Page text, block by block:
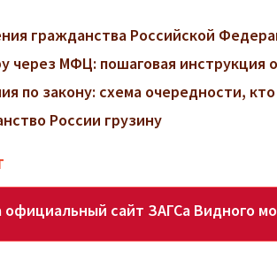
гражданства Российской
через МФЦ: пошаговая
по закону: схема очередности,
России грузину
официальный сайт ЗАГСа Видного